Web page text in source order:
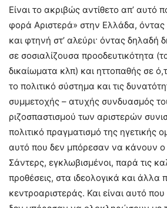
Είναι το ακριβώς αντίθετο απ’ αυτό
φορά Αριστερά» στην Ελλάδα, όντας
και φτηνή στ’ αλεύρι· όντας δηλαδή
σε σοσιαλίζουσα προοδευτικότητα
δικαίωματα κλπ) και ηττοπαθής σε
το πολιτικό σύστημα και τις
συμμετοχής – ατυχής συνδυασμός
ριζοσπαστισμού των αριστερών
πολιτικό πραγματισμό της ηγετικής
αυτό που δεν μπόρεσαν να κάνουν ο
Σάντερς, εγκλωβισμένοι, παρά τις
προθέσεις, στα ιδεολογικά και άλλα
κεντροαριστεράς. Και είναι αυτό